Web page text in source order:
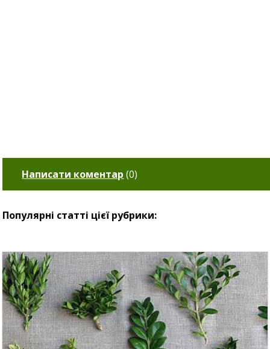
Написати коментар (0)
Популярні статті цієї рубрики: